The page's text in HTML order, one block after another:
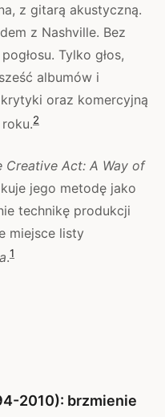
z gitarą akustyczną.
z Nashville. Bez
Tylko głos,
albumów i
oraz komercyjną
2
Creative Act: A Way of
jego metodę jako
technikę produkcji
miejsce listy
.1
2010): brzmienie